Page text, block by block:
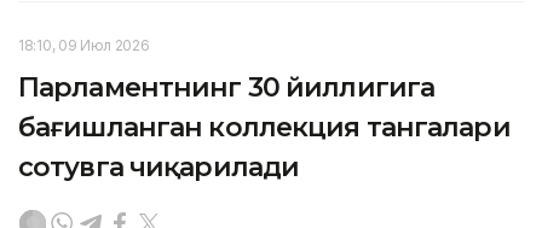
18:10, 09 Июл 2026
Парламентнинг 30 йиллигига
бағишланган коллекция тангалари
сотувга чиқарилади